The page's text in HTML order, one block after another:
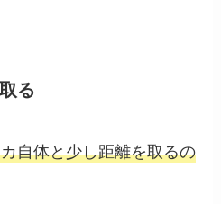
る
自体と少し距離を取るの